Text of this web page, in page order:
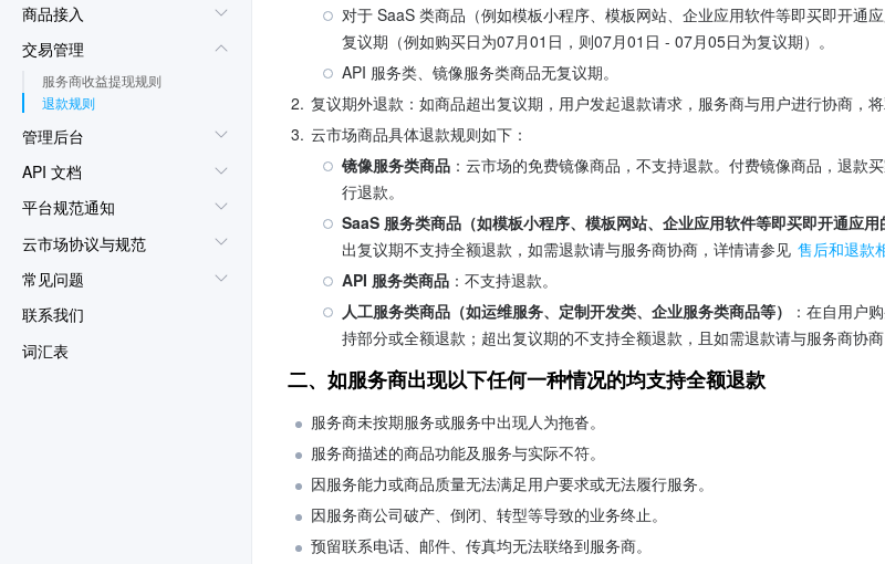
商品接入
交易管理
服务商收益提现规则
退款规则
管理后台
API 文档
平台规范通知
云市场协议与规范
常见问题
联系我们
词汇表
对于 SaaS 类商品（例如模板小程序、模板网站、企业应用软件等即买即开通
复议期（例如购买日为07月01日，则07月01日 - 07月05日为复议期）。
API 服务类、镜像服务类商品无复议期。
2. 复议期外退款：如商品超出复议期，用户发起退款请求，服务商与用户进行协商，
3. 云市场商品具体退款规则如下：
镜像服务类商品 ：云市场的免费镜像商品，不支持退款。付费镜像商品，退款
行退款。
SaaS 服务类商品（如模板小程序、模板网站、企业应用软件等即买即开通应用
出复议期不支持全额退款，如需退款请与服务商协商，详情请参见 售后和退款
API 服务类商品 ：不支持退款。
人工服务类商品（如运维服务、定制开发类、企业服务类商品等）
：在自用户
持部分或全额退款；超出复议期的不支持全额退款，且如需退款请与服务商协
二、如服务商出现以下任何一种情况的均支持全额退款
服务商未按期服务或服务中出现人为拖沓。
服务商描述的商品功能及服务与实际不符。
因服务能力或商品质量无法满足用户要求或无法履行服务。
因服务商公司破产、倒闭、转型等导致的业务终止。
预留联系电话、邮件、传真均无法联络到服务商。